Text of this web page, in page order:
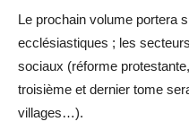
Le prochain volume portera
ecclésiastiques ; les
sociaux (réforme
troisième et dernier tome
villages…).